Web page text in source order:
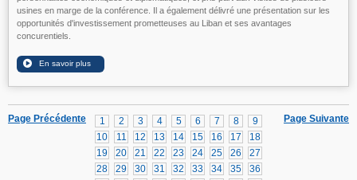
usines en marge de la conférence. Il a également délivré une présentation sur les
opportunités d'investissement prometteuses au Liban et ses avantages
concurentiels.
Page Suivante
1 2 3 4 5 6 7 8
9
10
11 12 13 14 15 16 17
18
19
20 21 22 23 24 25 26
27
28
29 30 31 32 33 34 35
36
Page Précédente